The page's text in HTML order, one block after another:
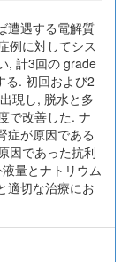
遭遇する電解質
例に対してシス
, 計3回の grade
る. 初回および2
現し, 脱水と多
で改善した. ナ
症が原因である
因であった抗利
量とナトリウム
適切な治療にお